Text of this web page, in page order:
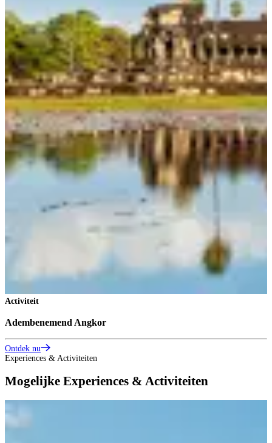
Activiteit
Adembenemend Angkor
Ontdek nu
Experiences & Activiteiten
Mogelijke Experiences & Activiteiten